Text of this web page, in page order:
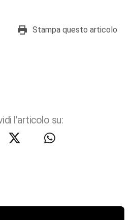
Stampa questo articolo
l'articolo su: